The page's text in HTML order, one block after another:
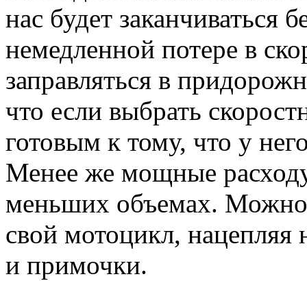
нас будет заканчиваться
немедленной потере в
заправляться в
что если выбрать
готовым к тому, что у
Менее же мощные
меньших объемах. Можно
свой мотоцикл, нацепляя
и примочки.